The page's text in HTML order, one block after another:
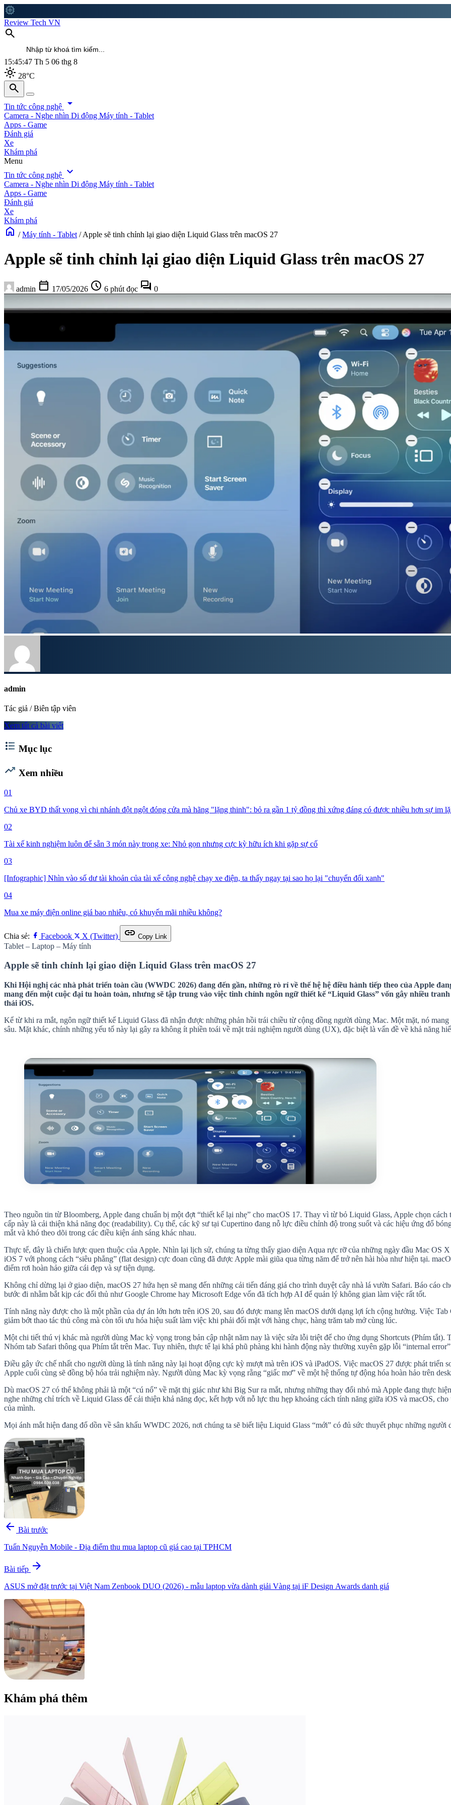
memory
Review Tech VN
search
15:45:48 Th 5 06 thg 8
light_mode 28°C
search
search
Tin tức công nghệ arrow_drop_down
Camera - Nghe nhìn Di động Máy tính - Tablet
Apps - Game
Đánh giá
Xe
Khám phá
Menu
Tin tức công nghệ expand_more
Camera - Nghe nhìn Di động Máy tính - Tablet
Apps - Game
Đánh giá
Xe
Khám phá
home / Máy tính - Tablet / Apple sẽ tinh chỉnh lại giao diện Liquid Glass trên macOS 27
Apple sẽ tinh chỉnh lại giao diện Liquid Glass trên macOS 27
admin calendar_today 17/05/2026 schedule 6 phút đọc forum 0
admin
Tác giả / Biên tập viên
Xem tất cả bài viết
format_list_bulleted Mục lục
trending_up Xem nhiều
01
Chủ xe BYD thất vọng vì chi nhánh đột ngột đóng cửa mà hãng "lặng thinh": bỏ ra gần 1 tỷ đồng thì xứng đáng có được nhiều hơn sự im
02
Tài xế kinh nghiệm luôn để sẵn 3 món này trong xe: Nhỏ gọn nhưng cực kỳ hữu ích khi gặp sự cố
03
[Infographic] Nhìn vào số dư tài khoản của tài xế công nghệ chạy xe điện, ta thấy ngay tại sao họ lại "chuyển đổi xanh"
04
Mua xe máy điện online giá bao nhiêu, có khuyến mãi nhiều không?
Chia sẻ: Facebook X (Twitter) link Copy Link
Tablet – Laptop – Máy tính
Apple sẽ tinh chỉnh lại giao diện Liquid Glass trên macOS 27
Khi Hội nghị các nhà phát triển toàn cầu (WWDC 2026) đang đến gần, những rò rỉ về thế hệ hệ điều hành tiếp theo của Apple
mang đến một cuộc đại tu hoàn toàn, nhưng sẽ tập trung vào việc tinh chỉnh ngôn ngữ thiết kế “Liquid Glass” vốn gây nhiều
thái iOS.
Kể từ khi ra mắt, ngôn ngữ thiết kế Liquid Glass đã nhận được những phản hồi trái chiều từ cộng đồng người dùng Mac. Một mặt, nó
sâu. Mặt khác, chính những yếu tố này lại gây ra không ít phiền toái về mặt trải nghiệm người dùng (UX), đặc biệt là vấn đề về khả năng
Theo nguồn tin từ Bloomberg, Apple đang chuẩn bị một đợt “thiết kế lại nhẹ” cho macOS 17. Thay vì từ bỏ Liquid Glass, Apple chọn
cấp này là cải thiện khả năng đọc (readability). Cụ thể, các kỹ sư tại Cupertino đang nỗ lực điều chỉnh độ trong suốt và các hiệu ứng đổ
mắt và khó theo dõi trong các điều kiện ánh sáng khác nhau.
Thực tế, đây là chiến lược quen thuộc của Apple. Nhìn lại lịch sử, chúng ta từng thấy giao diện Aqua rực rỡ của những ngày đầu Mac OS
iOS 7 với phong cách “siêu phẳng” (flat design) cực đoan cũng đã được Apple mài giũa qua từng năm để trở nên hài hòa như hiện tại.
điểm rơi hoàn hảo giữa cái đẹp và sự tiện dụng.
Không chỉ dừng lại ở giao diện, macOS 27 hứa hẹn sẽ mang đến những cải tiến đáng giá cho trình duyệt cây nhà lá vườn Safari. Báo cáo
bước đi nhằm bắt kịp các đối thủ như Google Chrome hay Microsoft Edge vốn đã tích hợp AI để quản lý không gian làm việc rất tốt.
Tính năng này được cho là một phần của dự án lớn hơn trên iOS 20, sau đó được mang lên macOS dưới dạng lợi ích cộng hưởng. Việc
giảm bớt thao tác thủ công mà còn tối ưu hóa hiệu suất làm việc khi phải đối mặt với hàng chục, hàng trăm tab mở cùng lúc.
Một chi tiết thú vị khác mà người dùng Mac kỳ vọng trong bản cập nhật năm nay là việc sửa lỗi triệt để cho ứng dụng Shortcuts (Phím tắt).
Nhóm tab Safari thông qua Phím tắt trên Mac. Tuy nhiên, thực tế lại khá phũ phàng khi hành động này thường xuyên gặp lỗi “internal
Điều gây ức chế nhất cho người dùng là tính năng này lại hoạt động cực kỳ mượt mà trên iOS và iPadOS. Việc macOS 27 được phát triển
Apple cuối cùng sẽ đồng bộ hóa trải nghiệm này. Người dùng Mac kỳ vọng rằng “giấc mơ” về một hệ thống tự động hóa hoàn hảo trên
Dù macOS 27 có thể không phải là một “cú nổ” về mặt thị giác như khi Big Sur ra mắt, nhưng những thay đổi nhỏ mà Apple đang thực
nghe những chỉ trích về Liquid Glass để cải thiện khả năng đọc, kết hợp với nỗ lực thu hẹp khoảng cách tính năng giữa iOS và macOS,
của mình.
Mọi ánh mắt hiện đang đổ dồn về sân khấu WWDC 2026, nơi chúng ta sẽ biết liệu Liquid Glass “mới” có đủ sức thuyết phục những người
arrow_back Bài trước
Tuấn Nguyễn Mobile - Địa điểm thu mua laptop cũ giá cao tại TPHCM
Bài tiếp arrow_forward
ASUS mở đặt trước tại Việt Nam Zenbook DUO (2026) - mẫu laptop vừa dành giải Vàng tại iF Design Awards danh giá
Khám phá thêm